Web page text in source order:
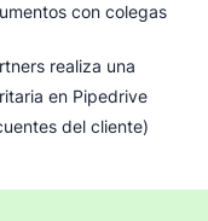
con colegas
realiza una
en Pipedrive
del cliente)